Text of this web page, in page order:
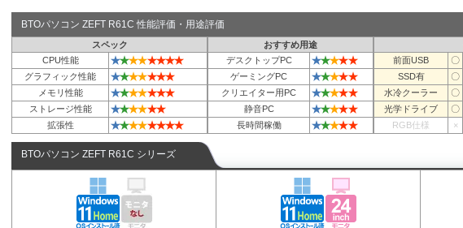
BTOパソコン ZEFT R61C 性能評価・用途評価
スペック おすすめ用途
CPU性能
★★★★★★★★ デスクトップPC ★★★★★ 前面USB 〇
グラフィック性能
★★★★★★★ ゲーミングPC ★★★★★ SSD有 〇
メモリ性能
★★★★★★★ クリエイター用PC ★★★★★ 水冷クーラー 〇
ストレージ性能
★★★★★★ 静音PC ★★★★★ 光学ドライブ 〇
拡張性
★★★★★★★★ 長時間稼働 ★★★★★ RGB仕様 ×
BTOパソコン ZEFT R61C シリーズ